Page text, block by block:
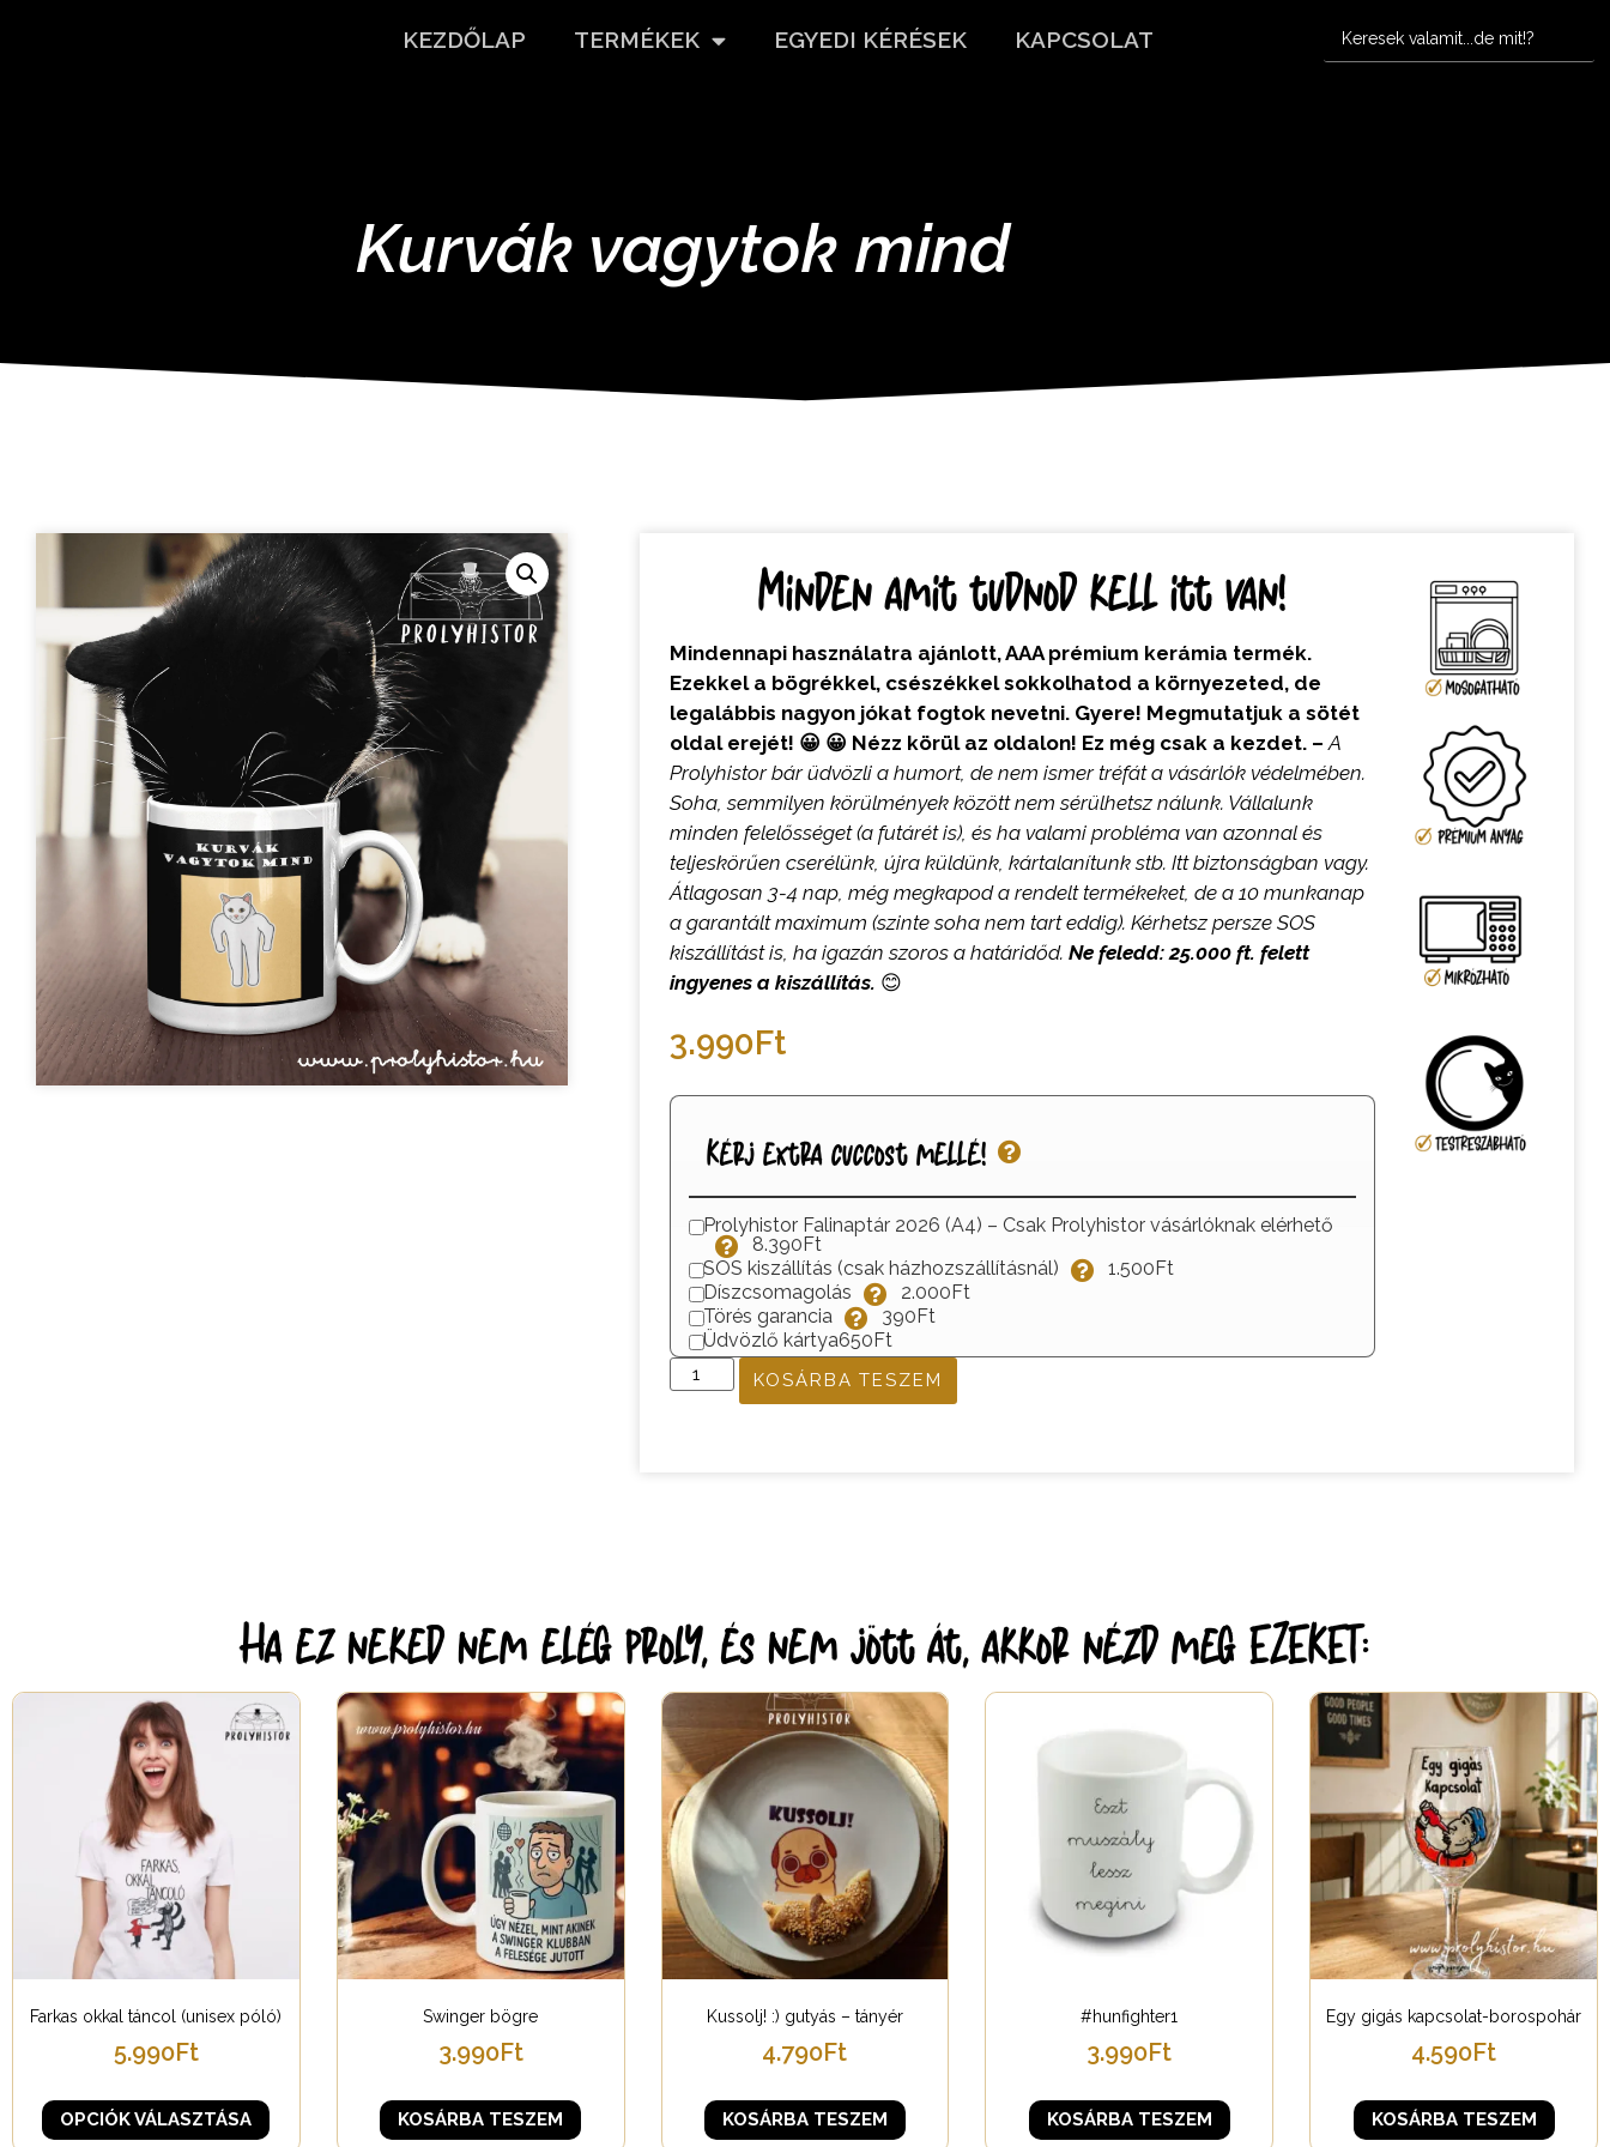
KEZDŐLAP TERMÉKEK EGYEDI KÉRÉSEK KAPCSOLAT
Kurvák vagytok mind
Minden amit tudnod kell itt van!
Mindennapi használatra ajánlott, AAA prémium kerámia termék.
Ezekkel a bögrékkel, csészékkel sokkolhatod a környezeted, de
legalábbis nagyon jókat fogtok nevetni. Gyere! Megmutatjuk a sötét
oldal erejét! 😀 😀 Nézz körül az oldalon! Ez még csak a kezdet. – A
Prolyhistor bár üdvözli a humort, de nem ismer tréfát a vásárlók védelmében.
Soha, semmilyen körülmények között nem sérülhetsz nálunk. Vállalunk
minden felelősséget (a futárét is), és ha valami probléma van azonnal és
teljeskörűen cserélünk, újra küldünk, kártalanítunk stb. Itt biztonságban vagy.
Átlagosan 3-4 nap, még megkapod a rendelt termékeket, de a 10 munkanap
a garantált maximum (szinte soha nem tart eddig). Kérhetsz persze SOS
kiszállítást is, ha igazán szoros a határidőd. Ne feledd: 25.000 ft. felett
ingyenes a kiszállítás. 😊
3.990Ft
Kérj extra cuccost mellé!
Prolyhistor Falinaptár 2026 (A4) – Csak Prolyhistor vásárlóknak elérhető
8.390Ft
SOS kiszállítás (csak házhozszállításnál)
1.500Ft
Díszcsomagolás
2.000Ft
Törés garancia
390Ft
Üdvözlő kártya650Ft
KOSÁRBA TESZEM
Ha ez neked nem elég proly, és nem jött át, akkor nézd meg EZEKET:
Farkas okkal táncol (unisex póló)
5.990Ft
OPCIÓK VÁLASZTÁSA
Swinger bögre
3.990Ft
KOSÁRBA TESZEM
Kussolj! :) gutyás – tányér
4.790Ft
KOSÁRBA TESZEM
#hunfighter1
3.990Ft
KOSÁRBA TESZEM
Egy gigás kapcsolat-borospohár
4.590Ft
KOSÁRBA TESZEM